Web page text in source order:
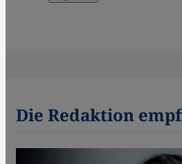
Die Redaktion